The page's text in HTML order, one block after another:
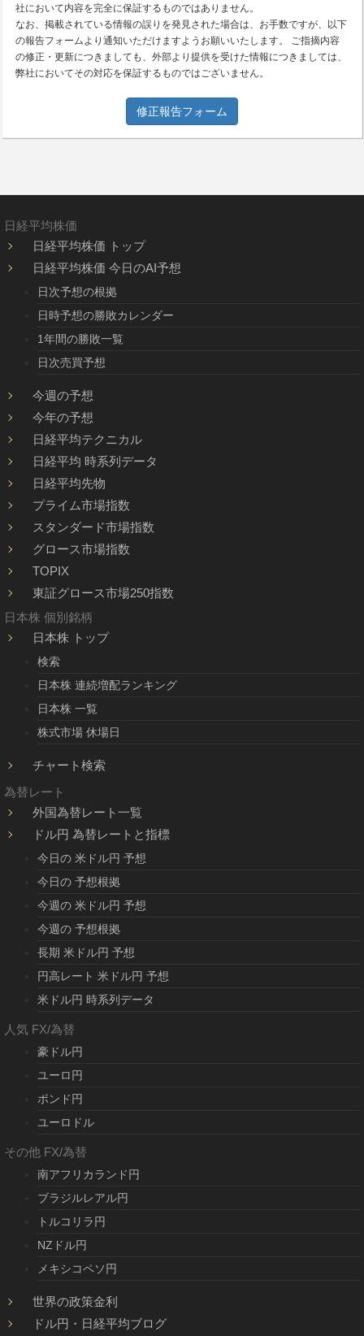
社において内容を完全に保証するものではありません。
なお、掲載されている情報の誤りを発見された場合は、お手数ですが、以下
の報告フォームより通知いただけますようお願いいたします。 ご指摘内容
の修正・更新につきましても、外部より提供を受けた情報につきましては、
弊社においてその対応を保証するものではございません。
修正報告フォーム
日経平均株価
日経平均株価 トップ
日経平均株価 今日のAI予想
日次予想の根拠
日時予想の勝敗カレンダー
1年間の勝敗一覧
日次売買予想
今週の予想
今年の予想
日経平均テクニカル
日経平均 時系列データ
日経平均先物
プライム市場指数
スタンダード市場指数
グロース市場指数
TOPIX
東証グロース市場250指数
日本株 個別銘柄
日本株 トップ
検索
日本株 連続増配ランキング
日本株 一覧
株式市場 休場日
チャート検索
為替レート
外国為替レート一覧
ドル円 為替レートと指標
今日の 米ドル円 予想
今日の 予想根拠
今週の 米ドル円 予想
今週の 予想根拠
長期 米ドル円 予想
円高レート 米ドル円 予想
米ドル円 時系列データ
人気 FX/為替
豪ドル円
ユーロ円
ポンド円
ユーロドル
その他 FX/為替
南アフリカランド円
ブラジルレアル円
トルコリラ円
NZドル円
メキシコペソ円
世界の政策金利
ドル円・日経平均ブログ